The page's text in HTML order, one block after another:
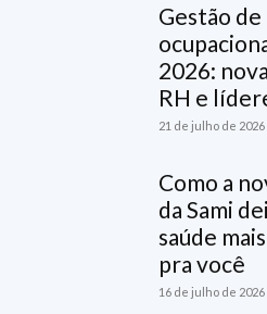
Gestão
2026:
RH e
21 de julho de 2026
Como a
da Sami
saúde
pra você
16 de julho de 2026